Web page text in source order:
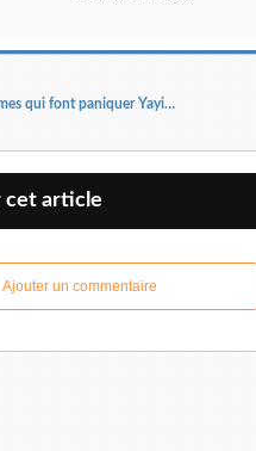
qui font paniquer Yayi…
cet article
Ajouter un commentaire